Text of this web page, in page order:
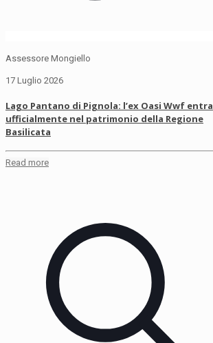
Assessore Mongiello
17 Luglio 2026
Lago Pantano di Pignola: l’ex Oasi Wwf entra
ufficialmente nel patrimonio della Regione
Basilicata
Read more